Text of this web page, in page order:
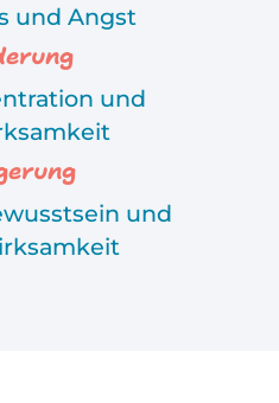
und Angst
und
und